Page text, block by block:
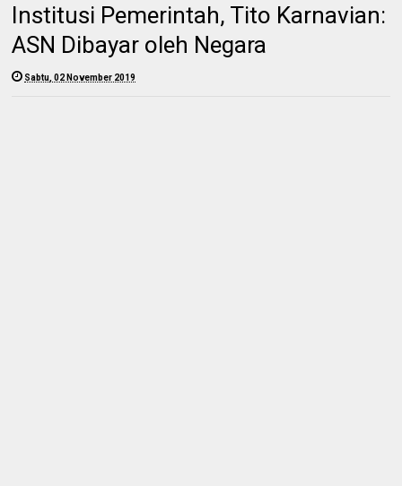
Institusi Pemerintah, Tito Karnavian:
ASN Dibayar oleh Negara
Sabtu, 02 November 2019